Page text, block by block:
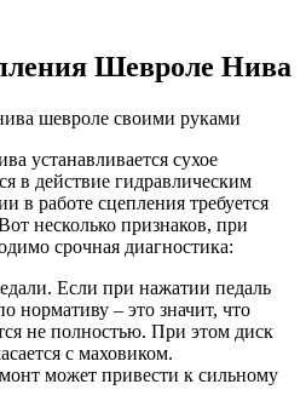
Шевроле Нива
устанавливается сухое
в действие гидравлическим
в работе сцепления требуется
несколько признаков, при
срочная диагностика:
Если при нажатии педаль
нормативу – это значит, что
не полностью. При этом диск
с маховиком.
может привести к сильному